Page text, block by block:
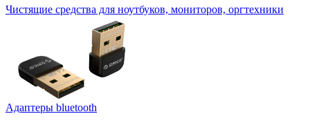
Чистящие средства для ноутбуков, мониторов, оргтехники
Адаптеры bluetooth